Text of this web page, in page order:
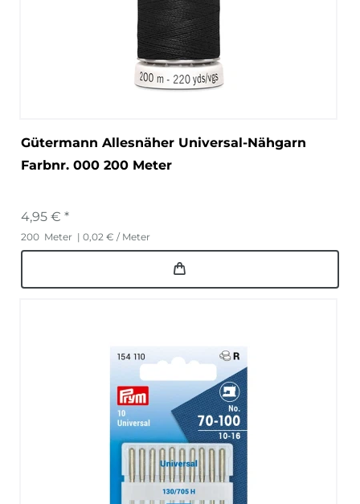
Gütermann Allesnäher Universal-Nähgarn
Farbnr. 000 200 Meter
4,95 € *
200 Meter | 0,02 € / Meter